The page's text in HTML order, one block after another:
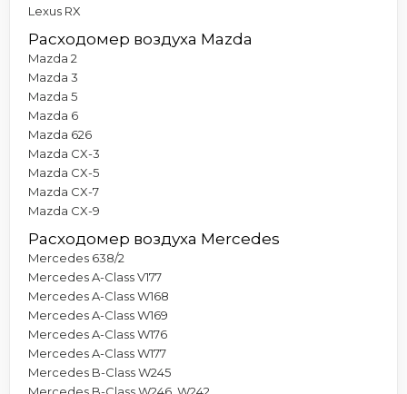
Lexus RX
Расходомер воздуха Mazda
Mazda 2
Mazda 3
Mazda 5
Mazda 6
Mazda 626
Mazda CX-3
Mazda CX-5
Mazda CX-7
Mazda CX-9
Расходомер воздуха Mercedes
Mercedes 638/2
Mercedes A-Class V177
Mercedes A-Class W168
Mercedes A-Class W169
Mercedes A-Class W176
Mercedes A-Class W177
Mercedes B-Class W245
Mercedes B-Class W246, W242